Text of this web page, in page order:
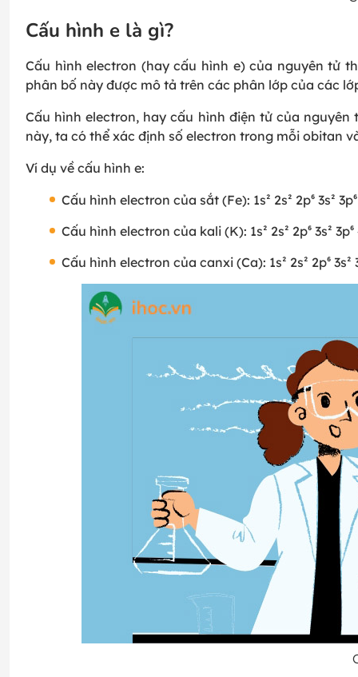
Cấu hình e là gì?
Cấu hình electron (hay cấu hình e) của nguyên tử
phân bố này được mô tả trên các phân lớp của các
Cấu hình electron, hay cấu hình điện tử của
này, ta có thể xác định số electron trong mỗi obitan
Ví dụ về cấu hình e:
Cấu hình electron của sắt (Fe): 1s² 2s² 2p⁶ 3s² 3p⁶
Cấu hình electron của kali (K): 1s² 2s² 2p⁶ 3s² 3p⁶
Cấu hình electron của canxi (Ca): 1s² 2s² 2p⁶ 3s²